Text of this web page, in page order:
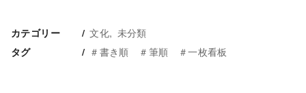
カテゴリー 文化 未分類
タグ ＃書き順 ＃筆順 ＃一枚看板